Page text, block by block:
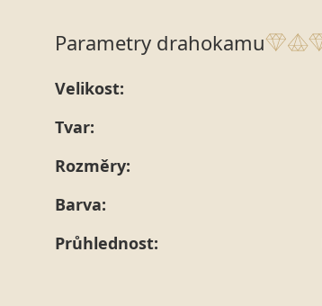
Parametry drahokamu
Velikost:
Tvar:
Rozměry:
Barva:
Průhlednost: